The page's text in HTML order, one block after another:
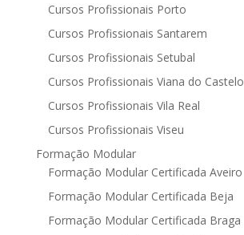
Cursos Profissionais Porto
Cursos Profissionais Santarem
Cursos Profissionais Setubal
Cursos Profissionais Viana do Castelo
Cursos Profissionais Vila Real
Cursos Profissionais Viseu
Formação Modular
Formação Modular Certificada Aveiro
Formação Modular Certificada Beja
Formação Modular Certificada Braga